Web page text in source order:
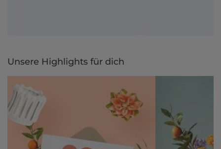
Unsere Highlights für dich